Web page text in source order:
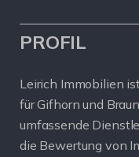
PROFIL
Leirich Immobilien
für Gifhorn und
umfassende
die Bewertung von